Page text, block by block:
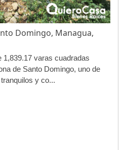
Domingo, Managua,
1,839.17 varas cuadradas
de Santo Domingo, uno de
y co...